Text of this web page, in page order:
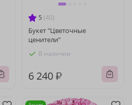
5 (40)
Букет "Цветочные
ценители"
В наличии
6 240 ₽